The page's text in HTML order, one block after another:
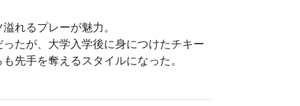
れるプレーが魅力。
たが、大学入学後に身につけたチキー
先手を奪えるスタイルになった。